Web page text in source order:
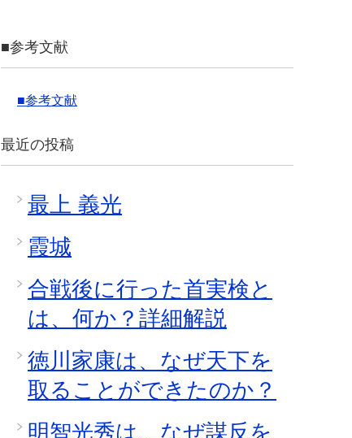
■参考文献
■参考文献
最近の投稿
最上 義光
霞城
合戦後に行った首実検と
は、何か？詳細解説
徳川家康は、なぜ天下を
取ることができたのか？
明智光秀は、なぜ謀反を